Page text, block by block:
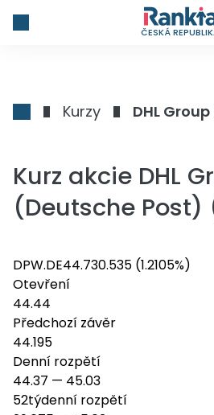
ČESKÁ
Kurzy DHL
Kurz akcie DHL
(Deutsche Post)
DPW.DE44.730.535 (1.2105%)
Otevření
44.44
Předchozí závěr
44.195
Denní rozpětí
44.37 — 45.03
52týdenní rozpětí